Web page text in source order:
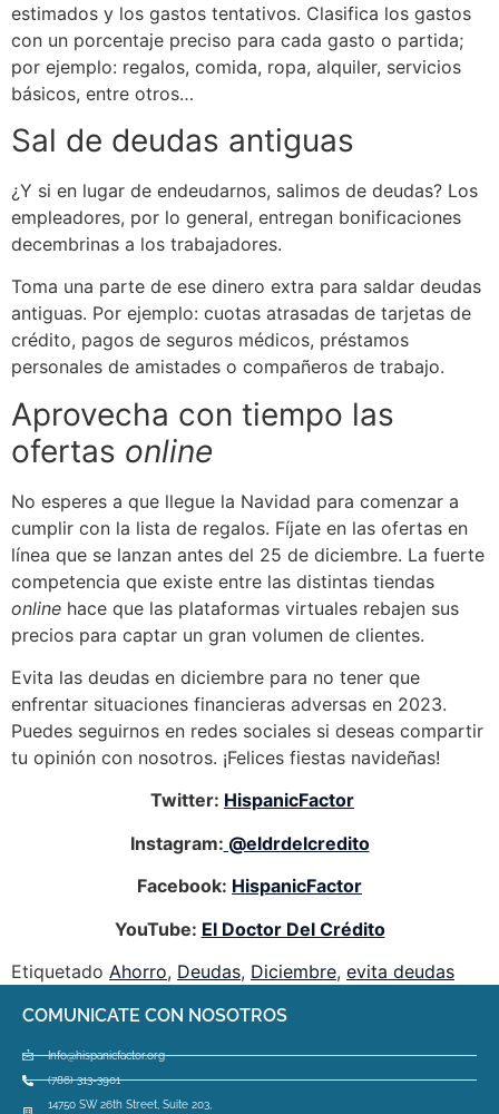
estimados y los gastos tentativos. Clasifica los gastos
con un porcentaje preciso para cada gasto o partida;
por ejemplo: regalos, comida, ropa, alquiler, servicios
básicos, entre otros…
Sal de deudas antiguas
¿Y si en lugar de endeudarnos, salimos de deudas? Los
empleadores, por lo general, entregan bonificaciones
decembrinas a los trabajadores.
Toma una parte de ese dinero extra para saldar deudas
antiguas. Por ejemplo: cuotas atrasadas de tarjetas de
crédito, pagos de seguros médicos, préstamos
personales de amistades o compañeros de trabajo.
Aprovecha con tiempo las
ofertas online
No esperes a que llegue la Navidad para comenzar a
cumplir con la lista de regalos. Fíjate en las ofertas en
línea que se lanzan antes del 25 de diciembre. La fuerte
competencia que existe entre las distintas tiendas
online hace que las plataformas virtuales rebajen sus
precios para captar un gran volumen de clientes.
Evita las deudas en diciembre para no tener que
enfrentar situaciones financieras adversas en 2023.
Puedes seguirnos en redes sociales si deseas compartir
tu opinión con nosotros. ¡Felices fiestas navideñas!
Twitter: HispanicFactor
Instagram: @eldrdelcredito
Facebook: HispanicFactor
YouTube: El Doctor Del Crédito
Etiquetado Ahorro, Deudas, Diciembre, evita deudas
COMUNICATE CON NOSOTROS
Info@hispanicfactor.org
(786) 313-3901
14750 SW 26th Street, Suite 203,